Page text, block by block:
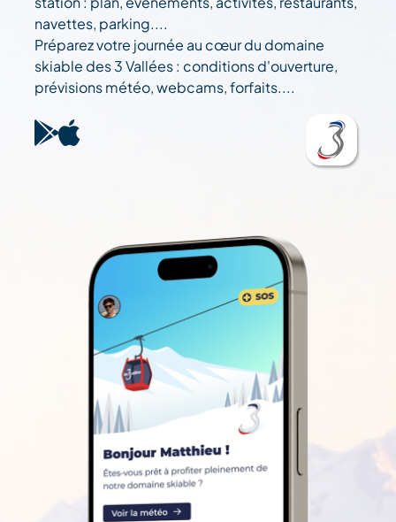
navettes, parking....
Préparez votre journée au cœur du domaine
skiable des 3 Vallées : conditions d'ouverture,
prévisions météo, webcams, forfaits....